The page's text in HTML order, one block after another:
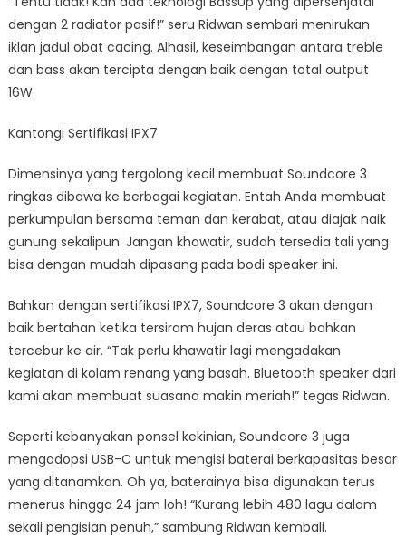
dengan 2 radiator pasif!” seru Ridwan sembari menirukan
iklan jadul obat cacing. Alhasil, keseimbangan antara treble
dan bass akan tercipta dengan baik dengan total output
16W.
Kantongi Sertifikasi IPX7
Dimensinya yang tergolong kecil membuat Soundcore 3
ringkas dibawa ke berbagai kegiatan. Entah Anda membuat
perkumpulan bersama teman dan kerabat, atau diajak naik
gunung sekalipun. Jangan khawatir, sudah tersedia tali yang
bisa dengan mudah dipasang pada bodi speaker ini.
Bahkan dengan sertifikasi IPX7, Soundcore 3 akan dengan
baik bertahan ketika tersiram hujan deras atau bahkan
tercebur ke air. “Tak perlu khawatir lagi mengadakan
kegiatan di kolam renang yang basah. Bluetooth speaker dari
kami akan membuat suasana makin meriah!” tegas Ridwan.
Seperti kebanyakan ponsel kekinian, Soundcore 3 juga
mengadopsi USB-C untuk mengisi baterai berkapasitas besar
yang ditanamkan. Oh ya, baterainya bisa digunakan terus
menerus hingga 24 jam loh! “Kurang lebih 480 lagu dalam
sekali pengisian penuh,” sambung Ridwan kembali.